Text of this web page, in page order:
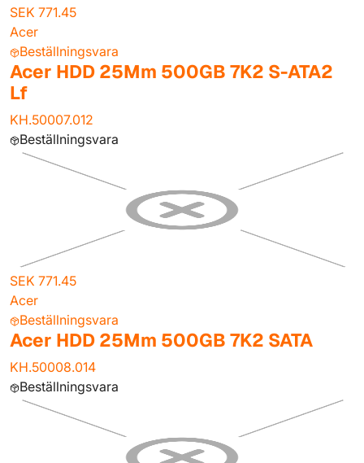
SEK 771.45
Acer
Beställningsvara
Acer HDD 25Mm 500GB 7K2 S-ATA2
Lf
KH.50007.012
Beställningsvara
SEK 771.45
Acer
Beställningsvara
Acer HDD 25Mm 500GB 7K2 SATA
KH.50008.014
Beställningsvara